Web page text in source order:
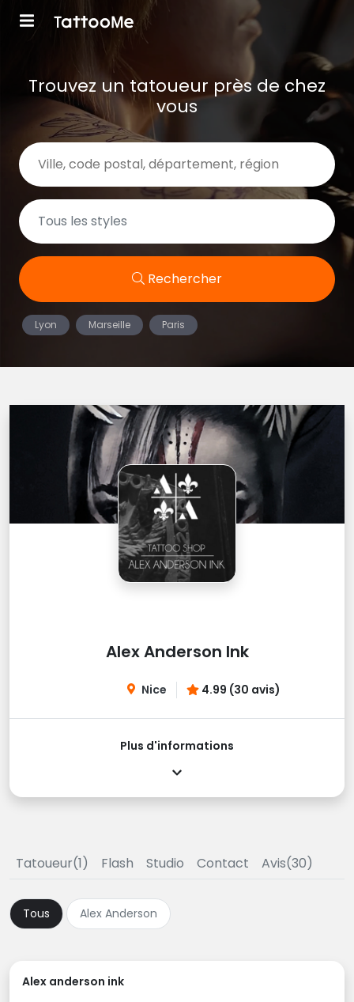
Trouvez un tatoueur près de chez
vous
Rechercher
Lyon Marseille Paris
Alex Anderson Ink
Nice 4.99 (30 avis)
Plus d'informations
Tatoueur(1) Flash Studio Contact Avis(30)
Tous Alex Anderson
Alex anderson ink